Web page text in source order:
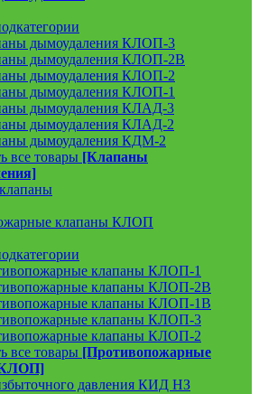
дымоудаления КЛОП-3
дымоудаления КЛОП-2В
дымоудаления КЛОП-2
дымоудаления КЛОП-1
дымоудаления КЛАД-3
дымоудаления КЛАД-2
дымоудаления КДМ-2
все товары [Клапаны
клапаны КЛОП
клапаны КЛОП-1
клапаны КЛОП-2В
клапаны КЛОП-1В
клапаны КЛОП-3
клапаны КЛОП-2
все товары [Противопожарные
давления КИД НЗ